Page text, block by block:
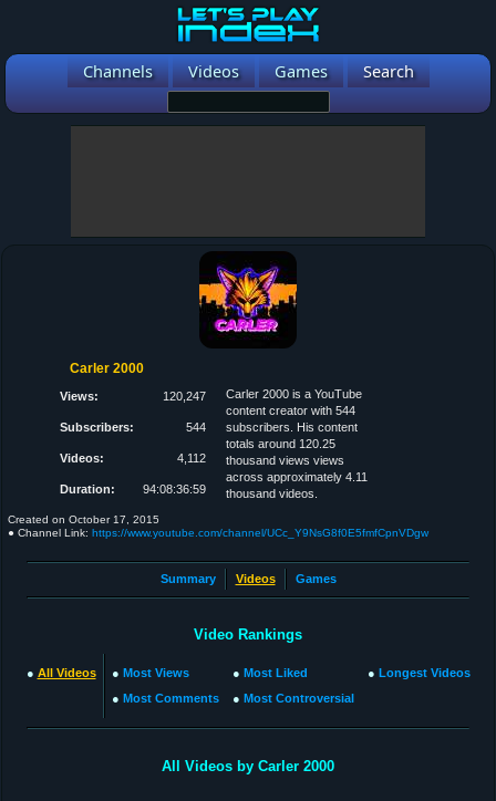
Channels Videos Games Search
Carler 2000
Views: 120,247
Subscribers: 544
Videos: 4,112
Duration: 94:08:36:59
Carler 2000 is a YouTube
content creator with 544
subscribers. His content
totals around 120.25
thousand views views
across approximately 4.11
thousand videos.
Created on October 17, 2015
● Channel Link: https://www.youtube.com/channel/UCc_Y9NsG8f0E5fmfCpnVDgw
Summary Videos Games
Video Rankings
● All Videos ● Most Views
● Most Comments
● Most Liked
● Most Controversial
● Longest Videos
All Videos by Carler 2000